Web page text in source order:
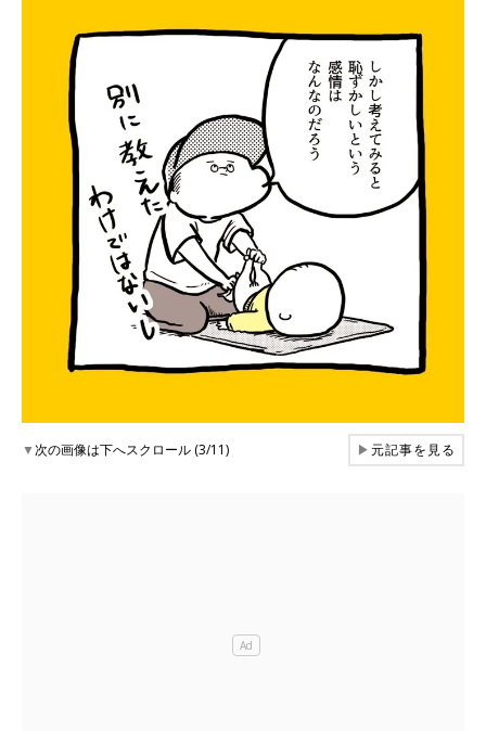
▼次の画像は下へスクロール (3/11) ▶元記事を見る